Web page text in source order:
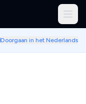
Doorgaan in het Nederlands